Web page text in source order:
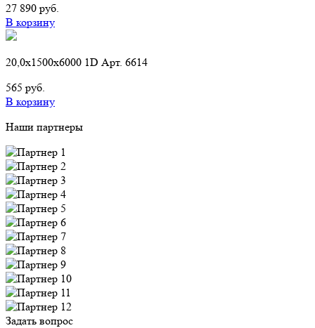
27 890 руб.
В корзину
20,0х1500х6000 1D Арт. 6614
565 руб.
В корзину
Наши партнеры
Задать вопрос